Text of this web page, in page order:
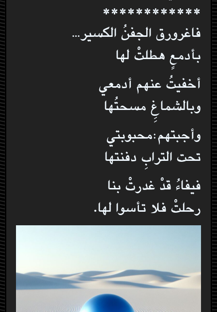
************
فاغرورق الجفنُ الكسير…
بأدمعٍ هطلتْ لها
أخفيتُ عنهم أدمعي
وبالشماغِِ مسحتُها
وأجبتهم:محبوبتي
تحت الترابِ دفنتها
فيفاءُ قدْ غدرتْ بنا
رحلتْ فلا تأسوا لها.